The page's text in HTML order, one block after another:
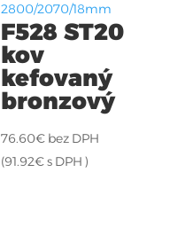
2800/2070/18mm
F528 ST20
kov
kefovaný
bronzový
76.60€ bez DPH
(91.92€s DPH )